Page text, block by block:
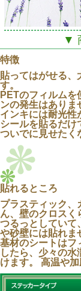
貼るだけで華や
ッカーです。
▼
特徴
貼ってはがせる、
す。
PETのフィルム
ンの発生はありま
インキには耐光性
シールを貼るだけ
ついでに見せたく
貼れるところ
プラスティック、
ん、壁のクロスく
つるっとしていて
や砂壁には貼れま
基材のシートはフ
したら、少々の
けます。 高温や